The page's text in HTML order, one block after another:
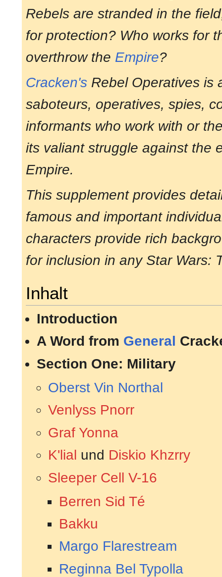
Rebels are stranded in the
for protection? Who works for
overthrow the Empire?
Cracken's Rebel Operatives is
saboteurs, operatives, spies,
informants who work with or
its valiant struggle against the
Empire.
This supplement provides
famous and important
characters provide rich
for inclusion in any Star Wars:
Inhalt
Introduction
A Word from General
Section One: Military
Oberst Vin Northal
Venlyss Pnorr
Graf Yonna
K'lial und Diskio Khzrry
Sleeper Cell V-16
Berren Sid Té
Bakku
Margo Flarestream
Reginna Bel Typolla